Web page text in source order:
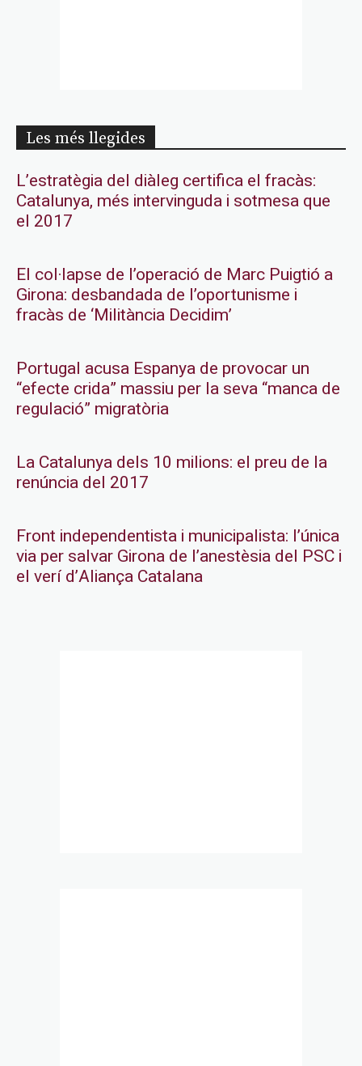
Les més llegides
L’estratègia del diàleg certifica el fracàs:
Catalunya, més intervinguda i sotmesa que
el 2017
El col·lapse de l’operació de Marc Puigtió a
Girona: desbandada de l’oportunisme i
fracàs de ‘Militància Decidim’
Portugal acusa Espanya de provocar un
“efecte crida” massiu per la seva “manca de
regulació” migratòria
La Catalunya dels 10 milions: el preu de la
renúncia del 2017
Front independentista i municipalista: l’única
via per salvar Girona de l’anestèsia del PSC i
el verí d’Aliança Catalana